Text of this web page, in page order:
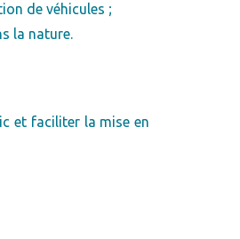
de véhicules ;
la nature.
et faciliter la mise en